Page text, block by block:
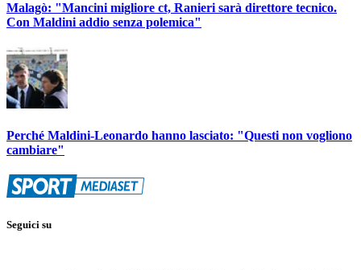
Malagò: "Mancini migliore ct, Ranieri sarà direttore tecnico.
Con Maldini addio senza polemica"
Perché Maldini-Leonardo hanno lasciato: "Questi non vogliono
cambiare"
Seguici su